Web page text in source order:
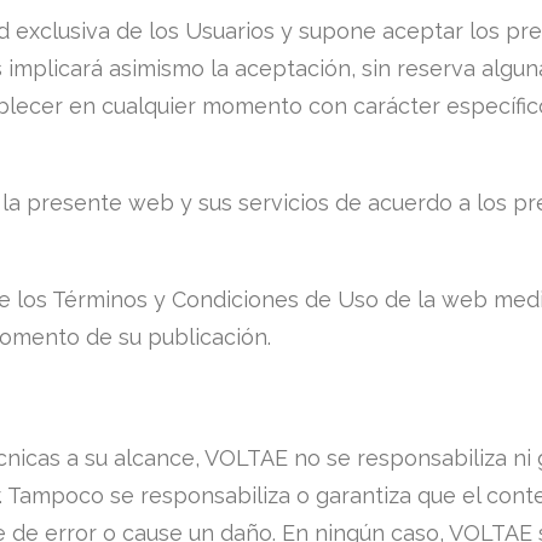
de los Usuarios y supone aceptar los
asimismo la aceptación, sin reserva
en cualquier momento con carácter
presente web y sus servicios de acuerdo a los
los Términos y Condiciones de Uso de la web
de su publicación.
a su alcance, VOLTAE no se responsabiliza
se responsabiliza o garantiza que el
error o cause un daño. En ningún caso,